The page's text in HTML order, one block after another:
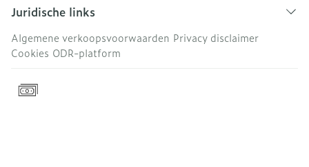
Juridische links
Algemene verkoopsvoorwaarden Privacy disclaimer
Cookies ODR-platform